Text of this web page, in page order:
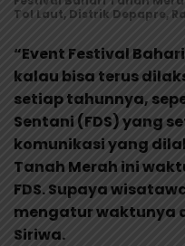
Tol Laut, Distrik Depapre,
“Event Festival
kalau bisa terus
setiap tahunnya,
Sentani (FDS) yang
komunikasi yang
Tanah Merah ini
FDS. Supaya
mengatur waktunya
Siriwa.